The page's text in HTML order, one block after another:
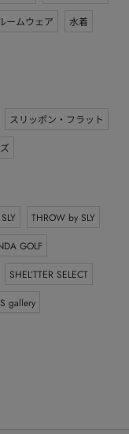
ームウェア
水着
スリッポン・フラット
SLY
THROW by SLY
GOLF
SHEL’TTER SELECT
gallery